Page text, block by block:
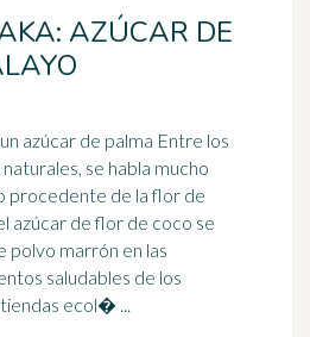
AZÚCAR DE
azúcar de palma Entre los
se habla mucho
procedente de la flor de
polvo marrón en las
saludables de los
ecol� ...